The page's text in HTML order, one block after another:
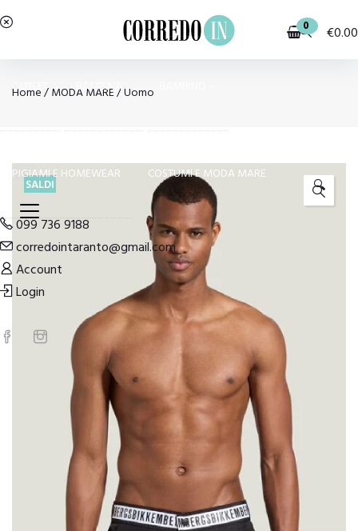
0 €0.00
OUTLET BAMBINA
PIGIAMI E HOMEWEAR COSTUMI E MODA MARE
099 736 9188
corredointaranto@gmail.com
Account
Login
Home/MODA MARE/Uomo
SALDI 🔍